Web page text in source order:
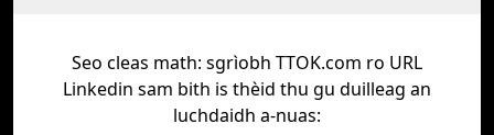
Seo cleas math: sgrìobh TTOK.com ro URL
Linkedin sam bith is thèid thu gu duilleag an
luchdaidh a-nuas: